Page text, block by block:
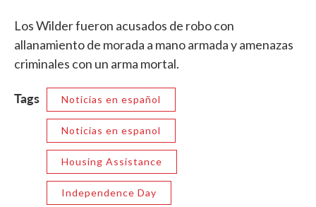
Los Wilder fueron acusados de robo con
allanamiento de morada a mano armada y amenazas
criminales con un arma mortal.
Tags Noticias en español
Noticias en espanol
Housing Assistance
Independence Day